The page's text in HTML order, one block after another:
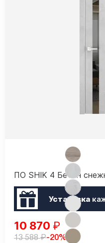
ПО SHIK 4 Бетон
Установка
10 870 ₽
13 588₽-20%